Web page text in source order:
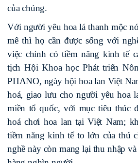
của chúng.
Với người yêu hoa lá thanh mộc
mê thì họ cần được sống với
việc chính có tiềm năng kinh tế
tịch Hội Khoa học Phát triển
PHANO, ngày hội hoa lan Việt
hoá, giao lưu cho người yêu hoa
miền tổ quốc, với mục tiêu thúc
hoá chơi hoa lan tại Việt Nam;
tiềm năng kinh tế to lớn của thú
nghề này còn mang lại thu nhập